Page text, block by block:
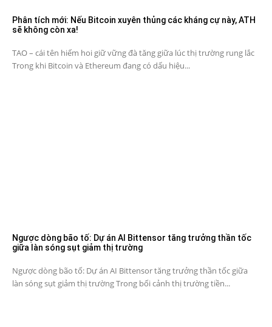
Phân tích mới: Nếu Bitcoin xuyên thủng các kháng cự này, ATH
sẽ không còn xa!
TAO – cái tên hiếm hoi giữ vững đà tăng giữa lúc thị trường rung lắc
Trong khi Bitcoin và Ethereum đang có dấu hiệu...
Ngược dòng bão tố: Dự án AI Bittensor tăng trưởng thần tốc
giữa làn sóng sụt giảm thị trường
Ngược dòng bão tố: Dự án AI Bittensor tăng trưởng thần tốc giữa
làn sóng sụt giảm thị trường Trong bối cảnh thị trường tiền...